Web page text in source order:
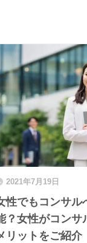
2021年7月19日
性でもコンサル
？女性がコンサ
リットをご紹介